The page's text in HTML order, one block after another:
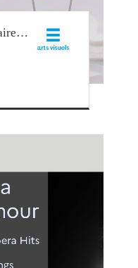
Exposition cinquantenaire France-Qatar